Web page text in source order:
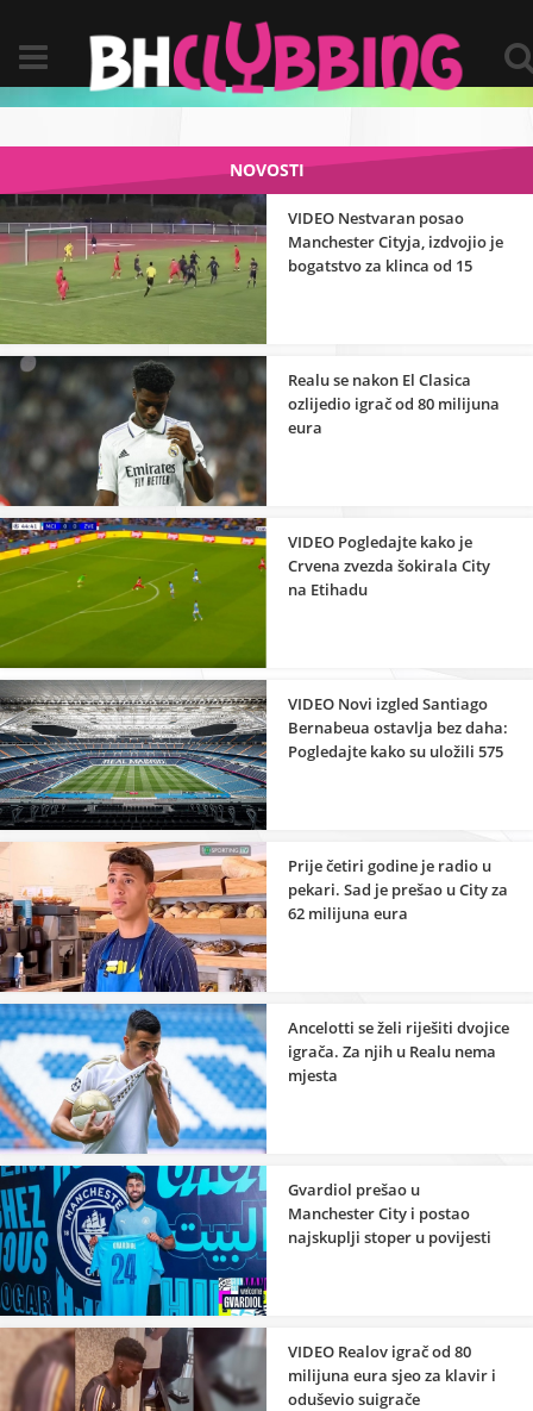
NOVOSTI
VIDEO Nestvaran posao
Manchester Cityja, izdvojio je
bogatstvo za klinca od 15
Realu se nakon El Clasica
ozlijedio igrač od 80 milijuna
eura
VIDEO Pogledajte kako je
Crvena zvezda šokirala City
na Etihadu
VIDEO Novi izgled Santiago
Bernabeua ostavlja bez daha:
Pogledajte kako su uložili 575
Prije četiri godine je radio u
pekari. Sad je prešao u City za
62 milijuna eura
Ancelotti se želi riješiti dvojice
igrača. Za njih u Realu nema
mjesta
Gvardiol prešao u
Manchester City i postao
najskuplji stoper u povijesti
VIDEO Realov igrač od 80
milijuna eura sjeo za klavir i
oduševio suigrače